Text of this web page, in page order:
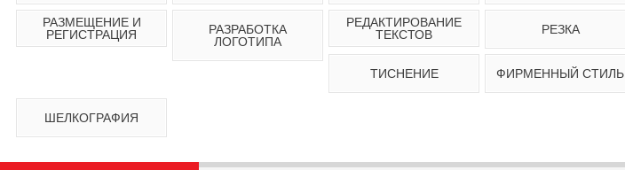
Брошюровка Верстка Вырубка Дизайн
Наружная реклама Офсетная печать Плоттерная резка Размещение и
регистрация
Термоперенос Тиражирование
Флексография
РАЗМЕЩЕНИЕ И
РЕГИСТРАЦИЯ
РАЗРАБОТКА
ЛОГОТИПА
РЕДАКТИРОВАНИЕ
ТЕКСТОВ
РЕЗКА
ТИСНЕНИЕ ФИРМЕННЫЙ СТИЛЬ
ШЕЛКОГРАФИЯ